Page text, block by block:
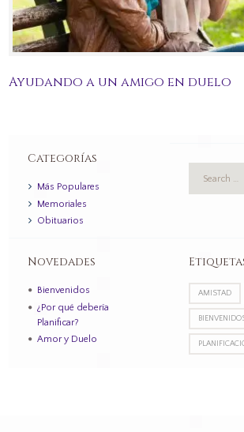
Ayudando a un amigo en duelo
Categorías
Más Populares
Memoriales
Obituarios
Novedades
Bienvenidos
¿Por qué debería
Planificar?
Amor y Duelo
AMISTAD